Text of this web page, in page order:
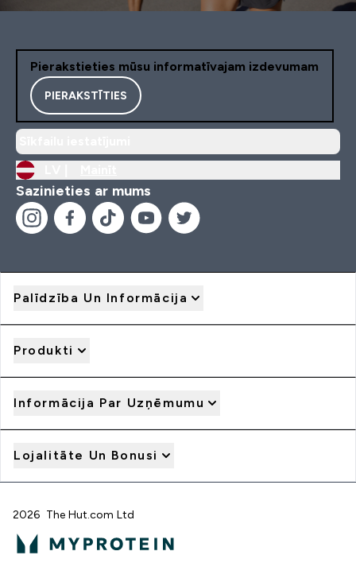
Pierakstieties mūsu informatīvajam izdevumam
PIERAKSTĪTIES
Sazinieties ar mums
Palīdzība Un Informācija
Produkti
Informācija Par Uzņēmumu
Lojalitāte Un Bonusi
2026 The Hut.com Ltd